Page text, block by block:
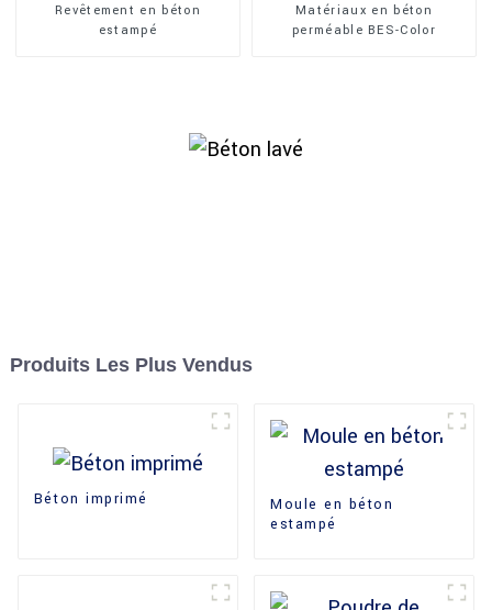
Revêtement en béton
estampé
Matériaux en béton
perméable BES-Color
Produits Les Plus Vendus
Béton imprimé
Moule en béton
estampé